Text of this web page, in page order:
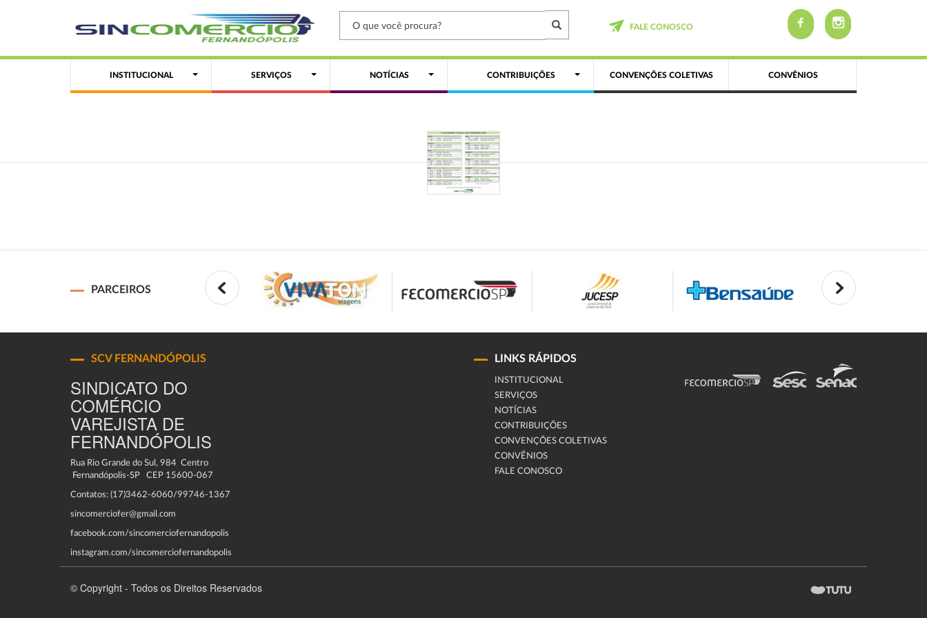
FALE CONOSCO
INSTITUCIONAL SERVIÇOS NOTÍCIAS CONTRIBUIÇÕES CONVENÇÕES COLETIVAS CONVÊNIOS
PARCEIROS
SCV FERNANDÓPOLIS
SINDICATO DO
COMÉRCIO
VAREJISTA DE
FERNANDÓPOLIS
Rua Rio Grande do Sul, 984 Centro
Fernandópolis-SP CEP 15600-067
Contatos: (17)3462-6060/99746-1367
sincomerciofer@gmail.com
facebook.com/sincomerciofernandopolis
instagram.com/sincomerciofernandopolis
LINKS RÁPIDOS
INSTITUCIONAL
SERVIÇOS
NOTÍCIAS
CONTRIBUIÇÕES
CONVENÇÕES COLETIVAS
CONVÊNIOS
FALE CONOSCO
© Copyright - Todos os Direitos Reservados